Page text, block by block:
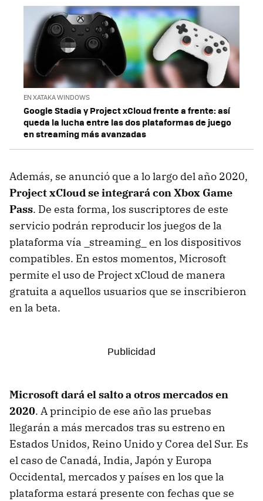
EN XATAKA WINDOWS
Google Stadia y Project xCloud frente a frente: así
queda la lucha entre las dos plataformas de juego
en streaming más avanzadas
Además, se anunció que a lo largo del año 2020,
Project xCloud se integrará con Xbox Game
Pass. De esta forma, los suscriptores de este
servicio podrán reproducir los juegos de la
plataforma vía _streaming_ en los dispositivos
compatibles. En estos momentos, Microsoft
permite el uso de Project xCloud de manera
gratuita a aquellos usuarios que se inscribieron
en la beta.
Microsoft dará el salto a otros mercados en
2020. A principio de ese año las pruebas
llegarán a más mercados tras su estreno en
Estados Unidos, Reino Unido y Corea del Sur. Es
el caso de Canadá, India, Japón y Europa
Occidental, mercados y países en los que la
plataforma estará presente con fechas que se